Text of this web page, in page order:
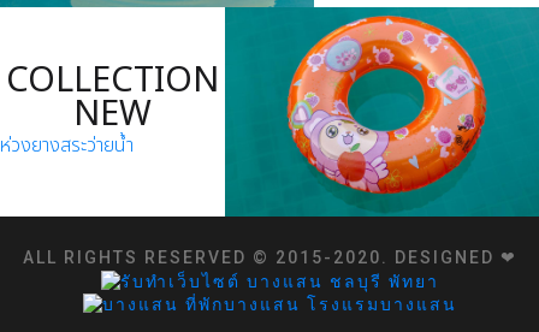
COLLECTION
NEW
ห่วงยางสระว่ายน้ำ
ALL RIGHTS RESERVED © 2015-2020. DESIGNED ❤